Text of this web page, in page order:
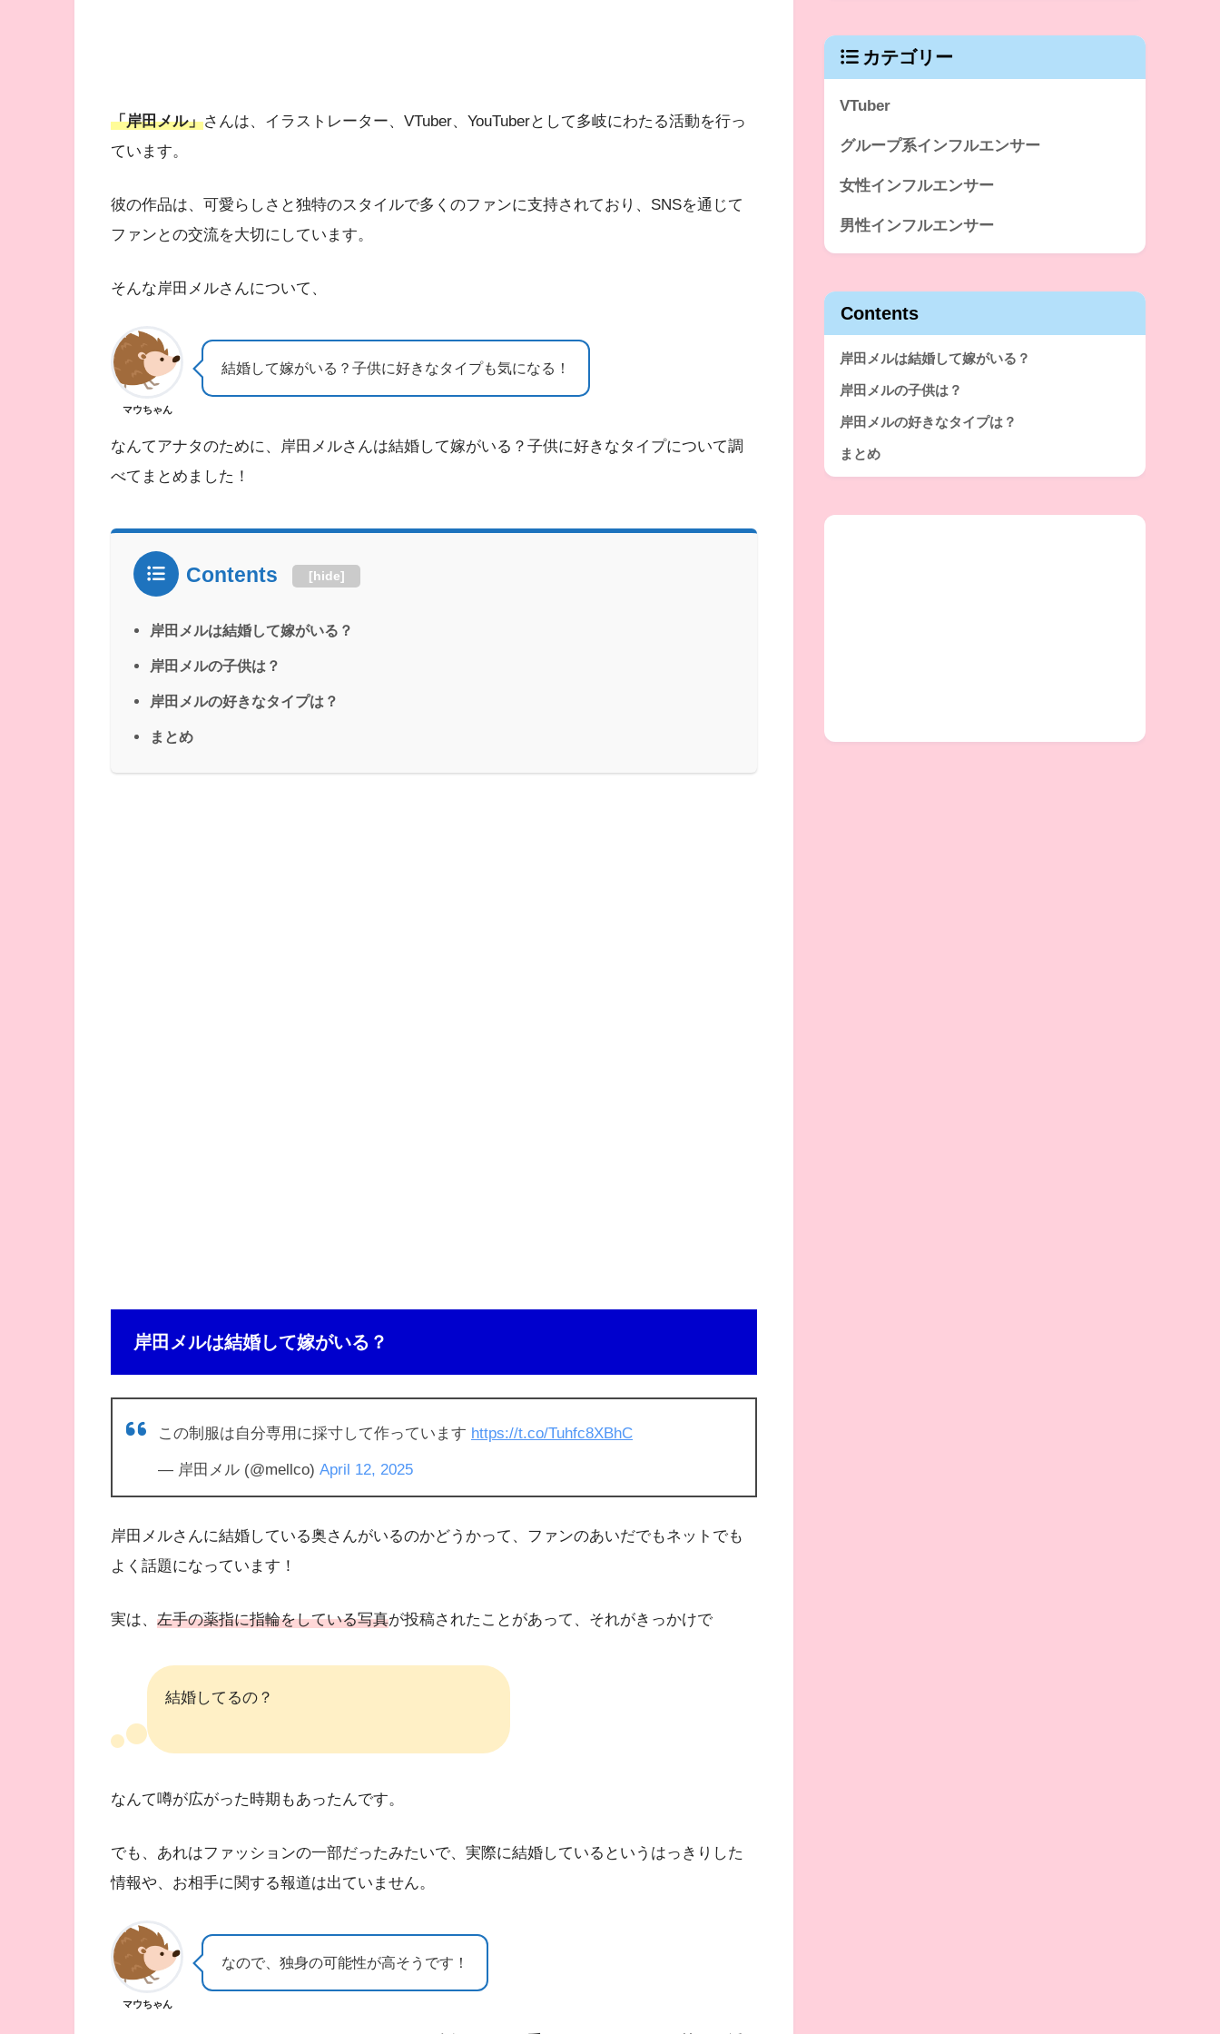
「岸田メル」さんは、イラストレーター、VTuber、YouTuberとして多岐にわたる活動を行っ
ています。
彼の作品は、可愛らしさと独特のスタイルで多くのファンに支持されており、SNSを通じて
ファンとの交流を大切にしています。
そんな岸田メルさんについて、
マウちゃん
結婚して嫁がいる？子供に好きなタイプも気になる！
なんてアナタのために、岸田メルさんは結婚して嫁がいる？子供に好きなタイプについて調
べてまとめました！
Contents [hide]
岸田メルは結婚して嫁がいる？
岸田メルの子供は？
岸田メルの好きなタイプは？
まとめ
岸田メルは結婚して嫁がいる？
この制服は自分専用に採寸して作っています https://t.co/Tuhfc8XBhC
— 岸田メル (@mellco) April 12, 2025
岸田メルさんに結婚している奥さんがいるのかどうかって、ファンのあいだでもネットでも
よく話題になっています！
実は、 左手の薬指に指輪をしている写真が投稿されたことがあって、それがきっかけで
結婚してるの？
なんて噂が広がった時期もあったんです。
でも、あれはファッションの一部だったみたいで、実際に結婚しているというはっきりした
情報や、お相手に関する報道は出ていません。
マウちゃん
なので、独身の可能性が高そうです！
カテゴリー
VTuber
グループ系インフルエンサー
女性インフルエンサー
男性インフルエンサー
Contents
岸田メルは結婚して嫁がいる？
岸田メルの子供は？
岸田メルの好きなタイプは？
まとめ